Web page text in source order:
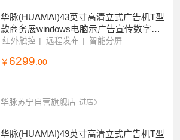
华脉(HUAMAI)43英寸高清立式广告机T型
款商务展windows电脑示广告宣传数字标
牌(带触摸)HM-DA43LC
红外触控 远程发布 智能分屏
￥ 6299.00
华脉苏宁自营旗舰店 进店
华脉(HUAMAI)49英寸高清立式广告机T型